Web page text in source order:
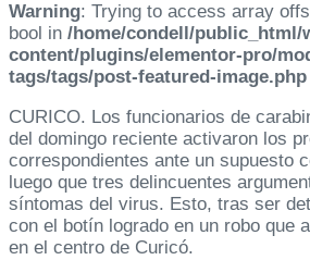
Warning: Trying to access array
bool in /home/condell/public_html/
content/plugins/elementor-pro/
tags/tags/post-featured-image.php
CURICO. Los funcionarios de
del domingo reciente activaron los
correspondientes ante un supuesto
luego que tres delincuentes
síntomas del virus. Esto, tras ser
con el botín logrado en un robo que
en el centro de Curicó.